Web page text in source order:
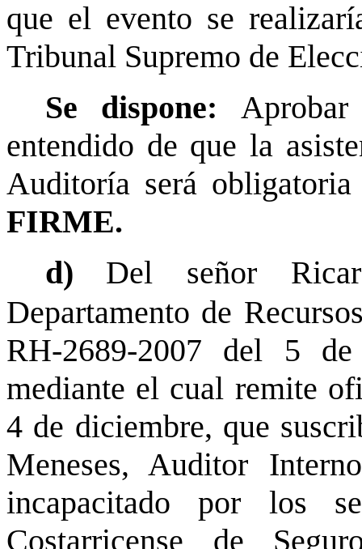
que el evento se
Tribunal Supremo de
Se dispone:
entendido de que la
Auditoría será
FIRME.
d)
Del señor
Departamento de
RH-2689-2007 del 5
mediante el cual remite
4 de diciembre, que
Meneses, Auditor
incapacitado por los
Costarricense de